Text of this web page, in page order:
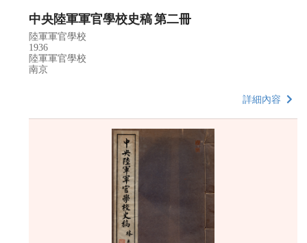
中央陸軍軍官學校史稿 第二冊
陸軍軍官學校
1936
陸軍軍官學校
南京
詳細內容